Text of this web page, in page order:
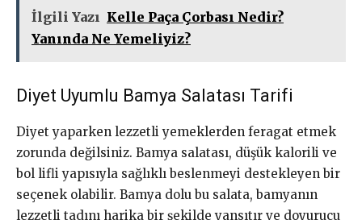
İlgili Yazı Kelle Paça Çorbası Nedir?
Yanında Ne Yemeliyiz?
Diyet Uyumlu Bamya Salatası Tarifi
Diyet yaparken lezzetli yemeklerden feragat etmek
zorunda değilsiniz. Bamya salatası, düşük kalorili ve
bol lifli yapısıyla sağlıklı beslenmeyi destekleyen bir
seçenek olabilir. Bamya dolu bu salata, bamyanın
lezzetli tadını harika bir şekilde yansıtır ve doyurucu